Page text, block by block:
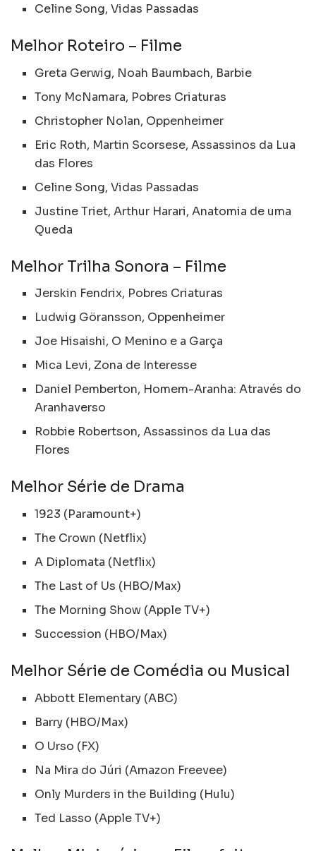
Celine Song, Vidas Passadas
Melhor Roteiro – Filme
Greta Gerwig, Noah Baumbach, Barbie
Tony McNamara, Pobres Criaturas
Christopher Nolan, Oppenheimer
Eric Roth, Martin Scorsese, Assassinos da Lua
das Flores
Celine Song, Vidas Passadas
Justine Triet, Arthur Harari, Anatomia de uma
Queda
Melhor Trilha Sonora – Filme
Jerskin Fendrix, Pobres Criaturas
Ludwig Göransson, Oppenheimer
Joe Hisaishi, O Menino e a Garça
Mica Levi, Zona de Interesse
Daniel Pemberton, Homem-Aranha: Através do
Aranhaverso
Robbie Robertson, Assassinos da Lua das
Flores
Melhor Série de Drama
1923 (Paramount+)
The Crown (Netflix)
A Diplomata (Netflix)
The Last of Us (HBO/Max)
The Morning Show (Apple TV+)
Succession (HBO/Max)
Melhor Série de Comédia ou Musical
Abbott Elementary (ABC)
Barry (HBO/Max)
O Urso (FX)
Na Mira do Júri (Amazon Freevee)
Only Murders in the Building (Hulu)
Ted Lasso (Apple TV+)